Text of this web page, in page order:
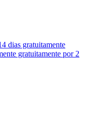
dias gratuitamente
gratuitamente por 2